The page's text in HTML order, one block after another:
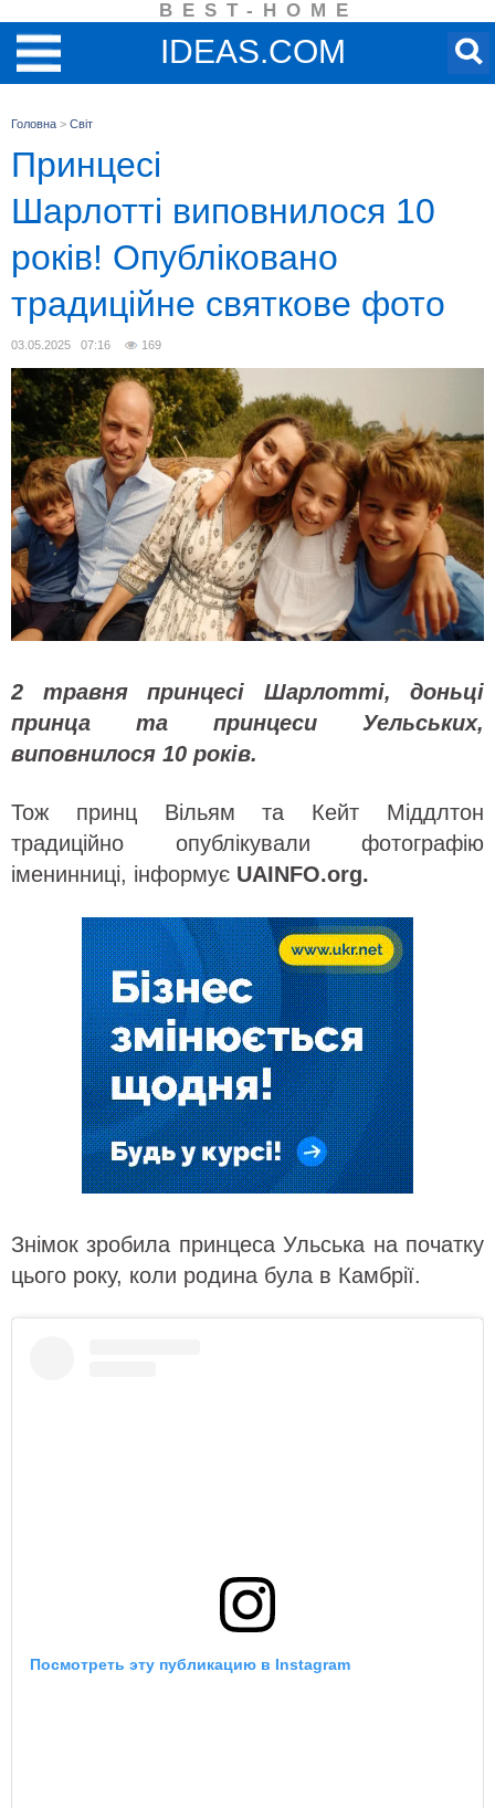
BEST-HOME
IDEAS.COM
Головна > Світ
Принцесі
Шарлотті виповнилося 10
років! Опубліковано
традиційне святкове фото
03.05.2025 07:16 169
2 травня принцесі Шарлотті, доньці
принца та принцеси Уельських,
виповнилося 10 років.
Тож принц Вільям та Кейт Міддлтон
традиційно опублікували фотографію
іменинниці, інформує UAINFO.org.
Знімок зробила принцеса Ульська на початку
цього року, коли родина була в Камбрії.
Посмотреть эту публикацию в Instagram